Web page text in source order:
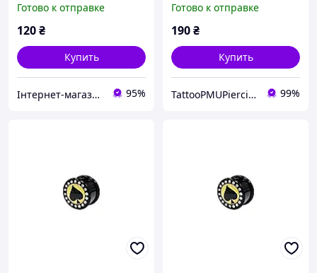
плаги-обманки
Готово к отправке
120₴
Купить
Інтернет-магазин "Vegvisir" 95%
стразами по контуру
14мм UFTNJ03 10-2718
Готово к отправке
190₴
Купить
TattooPMUPiercing 99%